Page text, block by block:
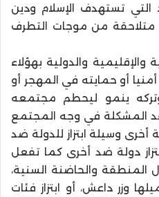
التي تستهدف الإسلام ودين
متلاحقة من موجات التطرف
والدولية بهؤلاء
أو حمايته في المهجر أو
ينمو ليحطم مجتمعه
المشكلة في وجه المجتمع
أخرى وسيلة ابتزاز للدولة ضد
دولة ضد أخرى كما تفعل
المنطقة والحاضنة السنية،
وزر داعش، أو ابتزاز فئات